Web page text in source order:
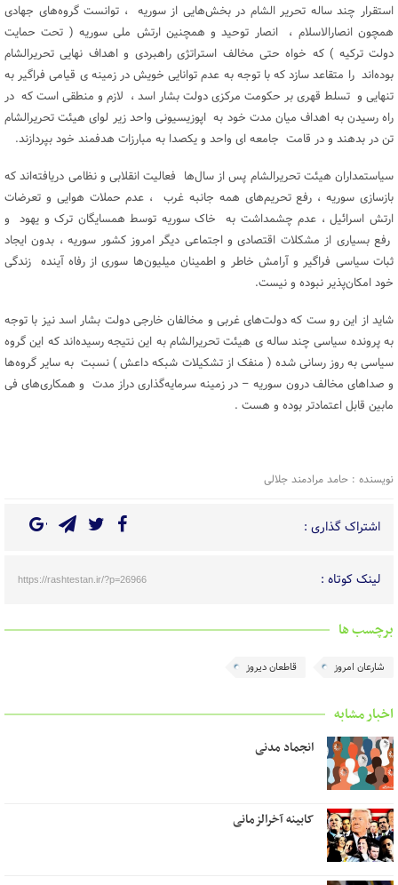
استقرار چند ساله تحریر الشام در بخش‌هایی از سوریه ، توانست گروه‌های جهادی
همچون انصارالاسلام ، انصار توحید و همچنین ارتش ملی سوریه ( تحت حمایت
دولت ترکیه ) که خواه حتی مخالف استراتژی راهبردی و اهداف نهایی تحریرالشام
بوده‌اند را متقاعد سازد که با توجه به عدم توانایی خویش در زمینه ی قیامی فراگیر به
تنهایی و تسلط قهری بر حکومت مرکزی دولت بشار اسد ، لازم و منطقی است که در
راه رسیدن به اهداف میان مدت خود به اپوزیسیونی واحد زیر لوای هیئت تحریرالشام
تن در بدهند و در قامت جامعه ای واحد و یکصدا به مبارزات هدفمند خود بپردازند.
سیاستمداران هیئت تحریرالشام پس از سال‌ها فعالیت انقلابی و نظامی دریافته‌اند که
بازسازی سوریه ، رفع تحریم‌های همه جانبه غرب ، عدم حملات هوایی و تعرضات
ارتش اسرائیل ، عدم چشمداشت به خاک سوریه توسط همسایگان ترک و یهود و
رفع بسیاری از مشکلات اقتصادی و اجتماعی دیگر امروز کشور سوریه ، بدون ایجاد
ثبات سیاسی فراگیر و آرامش خاطر و اطمینان میلیون‌ها سوری از رفاه آینده زندگی
خود امکان‌پذیر نبوده و نیست.
شاید از این رو ست که دولت‌های غربی و مخالفان خارجی دولت بشار اسد نیز با توجه
به پرونده سیاسی چند ساله ی هیئت تحریرالشام به این نتیجه رسیده‌اند که این گروه
سیاسی به روز رسانی شده ( منفک از تشکیلات شبکه داعش ) نسبت به سایر گروه‌ها
و صداهای مخالف درون سوریه – در زمینه سرمایه‌گذاری دراز مدت و همکاری‌های فی
مابین قابل اعتمادتر بوده و هست .
نویسنده : حامد مرادمند جلالی
اشتراک گذاری :
لینک کوتاه : https://rashtestan.ir/?p=26966
برچسب ها
شارعان امروز قاطعان دیروز
اخبار مشابه
انجماد مدنی
کابینه آخرالزمانی